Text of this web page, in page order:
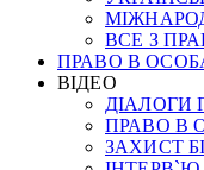
ВСЕ З
ПРАВО В
ВІДЕО
ДІАЛОГИ
ПРАВО В
ЗАХИСТ